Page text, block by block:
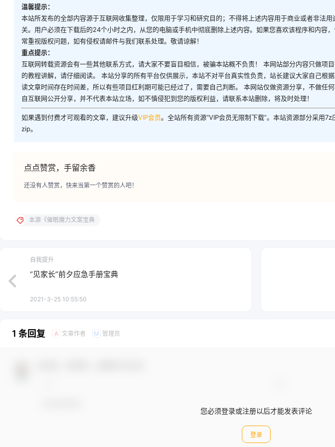
温馨提示：
本站所发布的全部内容源于互联网收集整理，仅限用于学习和研究目的；不得将上述内容用于商业或者非法
关。用户必须在下载后的24个小时之内，从您的电脑或手机中彻底删除上述内容。如果您喜欢该程序和内容
常重视版权问题，如有侵权请邮件与我们联系处理。敬请谅解！
重点提示：
互联网转载资源会有一些其他联系方式，请大家不要盲目相信，被骗本站概不负责！ 本网站部分内容只做项
的教程讲解，请仔细阅读。 本站分享的所有平台仅供展示，本站不对平台真实性负责，站长建议大家自己根
读文章时间存在时间差，所以有些项目红利期可能已经过了，需要自己判断。 本网站仅做资源分享，不做任
自互联网公开分享，并不代表本站立场，如不慎侵犯到您的版权利益，请联系本站删除，将及时处理！
如果遇到付费才可观看的文章，建议升级VIP会员。全站所有资源“VIP会员无限制下载”。本站资源部分采用
zip。
点点赞赏，手留余香
还没有人赞赏，快来当第一个赞赏的人吧！
本源《催眠魔力文案宝典
自我提升
“见家长”前夕应急手册宝典
2021-3-25 10:55:50
1 条回复 A 文章作者 M 管理员
您必须登录或注册以后才能发表评论
登录